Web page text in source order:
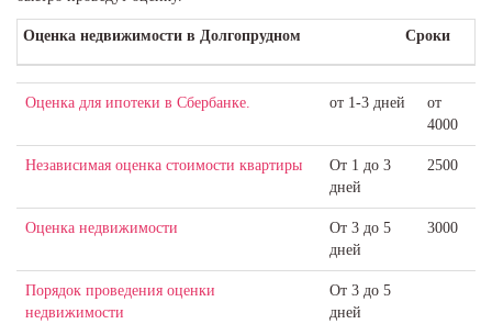
Оценка недвижимости в Долгопрудном Сроки
Оценка для ​ипотеки в Сбербанке. от 1-3 дней
от
4000
Независимая оценка стоимости квартиры
От 1 до 3
дней
2500
Оценка недвижимости
От 3 до 5
дней
3000
Порядок проведения оценки
недвижимости
От 3 до 5
дней